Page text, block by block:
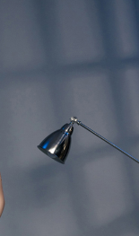
及更正。
userRule
support/home
享後付」服務完成之交
相關給付款項請求債
同意方可使用
，本公司不負相關責
用戶狀況，依本公司即